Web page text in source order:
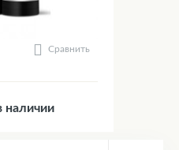
Сравнить
наличии